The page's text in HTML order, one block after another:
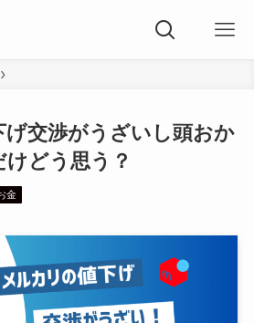
げ交渉がうざいし頭おか
どう思う？
金